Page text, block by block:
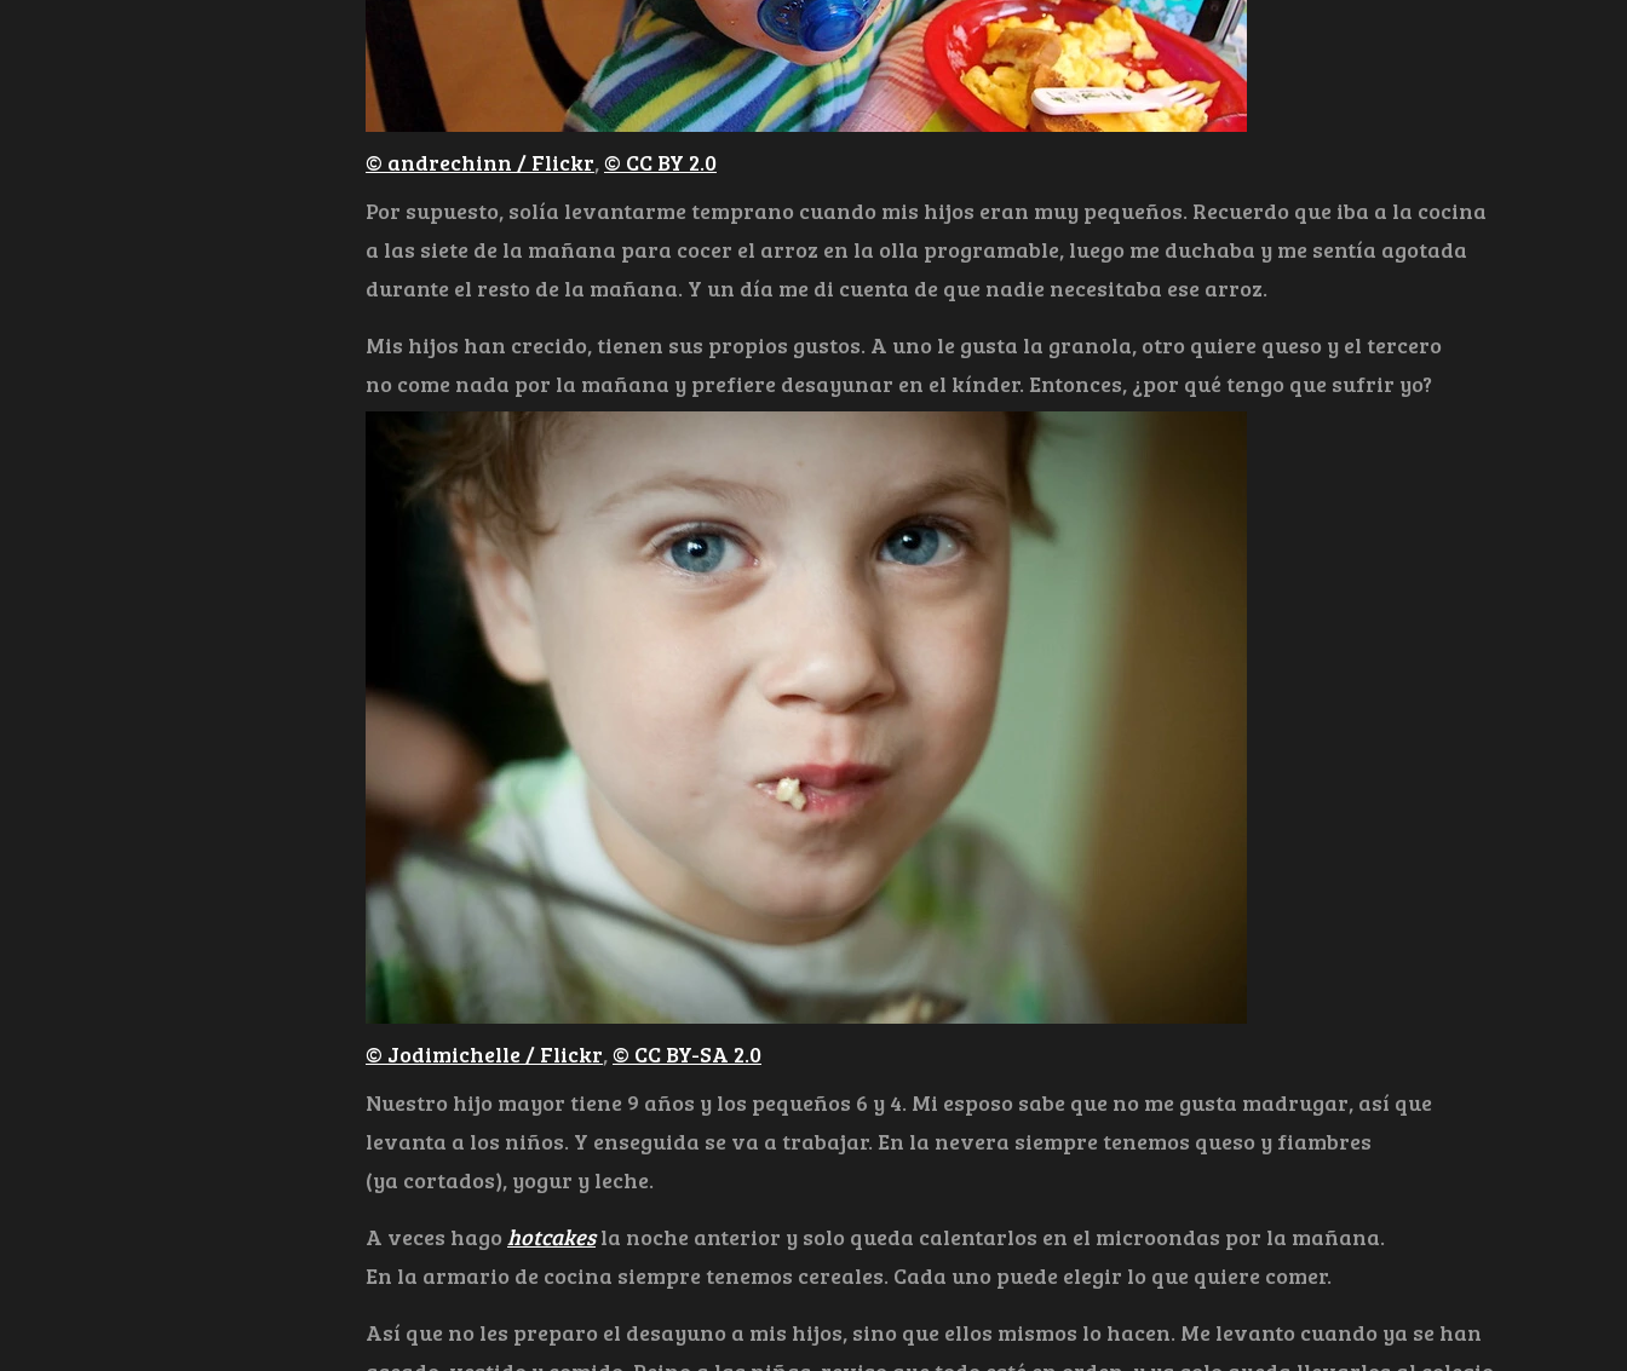
© andrechinn / Flickr,© CC BY 2.0
Por supuesto, solía levantarme temprano cuando mis hijos eran muy pequeños. Recuerdo que iba a la cocina
a las siete de la mañana para cocer el arroz en la olla programable, luego me duchaba y me sentía agotada
durante el resto de la mañana. Y un día me di cuenta de que nadie necesitaba ese arroz.
Mis hijos han crecido, tienen sus propios gustos. A uno le gusta la granola, otro quiere queso y el tercero
no come nada por la mañana y prefiere desayunar en el kínder. Entonces, ¿por qué tengo que sufrir yo?
© Jodimichelle / Flickr,© CC BY-SA 2.0
Nuestro hijo mayor tiene 9 años y los pequeños 6 y 4. Mi esposo sabe que no me gusta madrugar, así que
levanta a los niños. Y enseguida se va a trabajar. En la nevera siempre tenemos queso y fiambres
(ya cortados), yogur y leche.
A veces hago hotcakesla noche anterior y solo queda calentarlos en el microondas por la mañana.
En la armario de cocina siempre tenemos cereales. Cada uno puede elegir lo que quiere comer.
Así que no les preparo el desayuno a mis hijos, sino que ellos mismos lo hacen. Me levanto cuando ya se han